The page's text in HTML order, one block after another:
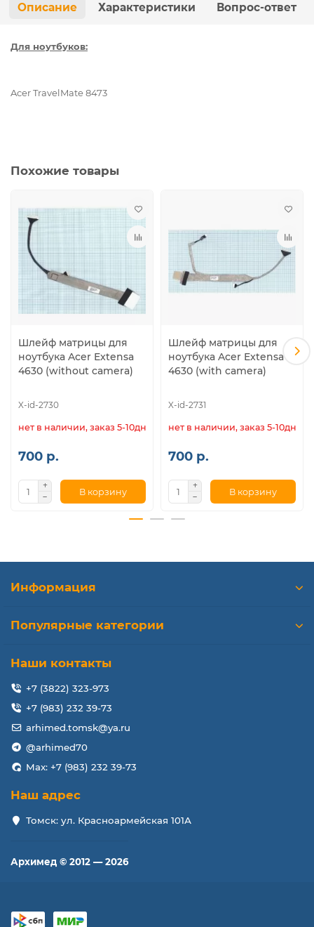
Описание Характеристики Вопрос-ответ
Для ноутбуков:
Acer TravelMate 8473
Похожие товары
Шлейф матрицы для
ноутбука Acer Extensa
4630 (without camera)
X-id-2730
нет в наличии, заказ 5-10дн.
700 р.
В корзину
Шлейф матрицы для
ноутбука Acer Extensa
4630 (with camera)
X-id-2731
нет в наличии, заказ 5-10дн.
700 р.
В корзину
Информация
Популярные категории
Наши контакты
+7 (3822) 323-973
+7 (983) 232 39-73
arhimed.tomsk@ya.ru
@arhimed70
Max: +7 (983) 232 39-73
Наш адрес
Томск: ул. Красноармейская 101А
Архимед © 2012 — 2026